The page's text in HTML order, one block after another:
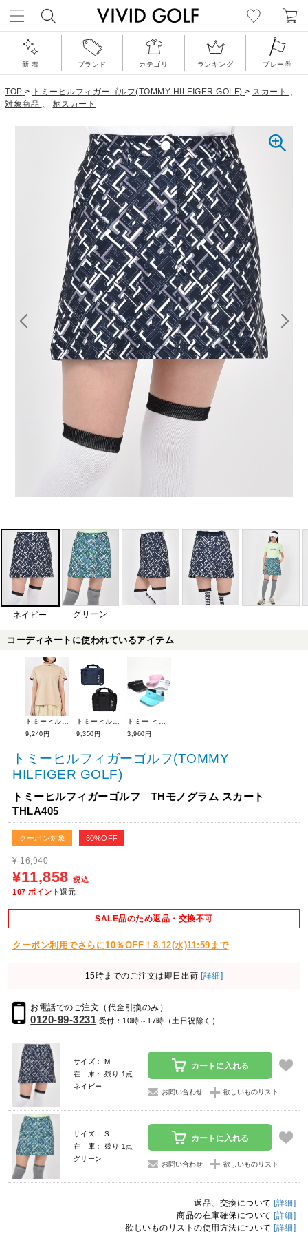
新 着 ブランド カテゴリ ランキング プレー券
TOP > トミーヒルフィガーゴルフ(TOMMY HILFIGER GOLF) > スカート 、
対象商品 、 柄スカート
ネイビー グリーン
コーディネートに使われているアイテム
9,240円 9,350円
トミー ヒルフィガーゴルフ THロゴベーシックサンバイザー THMB90FF
3,960円
トミーヒルフィガーゴルフ(TOMMY
HILFIGER GOLF)
トミーヒルフィガーゴルフ THモノグラム スカート
THLA405
クーポン対象 30%OFF
¥ 16,940
¥11,858 税込
107 ポイント還元
SALE品のため返品・交換不可
クーポン利用でさらに10％OFF！8.12(水)11:59まで
15時までのご注文は即日出荷 [詳細]
お電話でのご注文（代金引換のみ）
0120-99-3231 受付：10時～17時（土日祝除く）
サイズ： M
在 庫： 残り 1点
ネイビー
カートに入れる
お問い合わせ 欲しいものリスト
サイズ： S
在 庫： 残り 1点
グリーン
カートに入れる
お問い合わせ 欲しいものリスト
返品、交換について [詳細]
商品の在庫確保について [詳細]
欲しいものリストの使用方法について [詳細]